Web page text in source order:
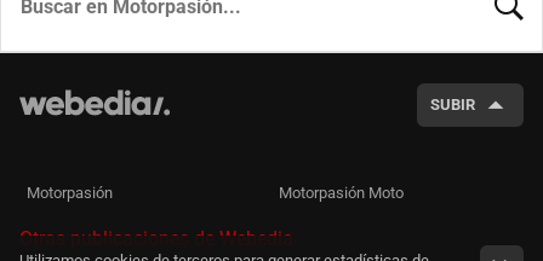
SUBIR
Motorpasión Motorpasión Moto
Otras publicaciones de Webedia